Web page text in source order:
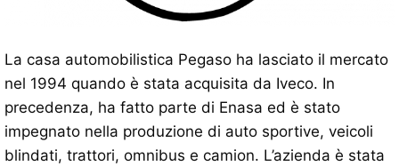
La casa automobilistica Pegaso ha lasciato il mercato
nel 1994 quando è stata acquisita da Iveco. In
precedenza, ha fatto parte di Enasa ed è stato
impegnato nella produzione di auto sportive, veicoli
blindati, trattori, omnibus e camion. L’azienda è stata